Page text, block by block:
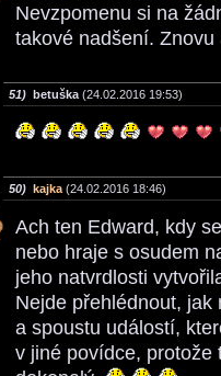
Nevzpomenu si na
takové nadšení.
51) betuška (24.02.2016 19:53)
50) kajka (24.02.2016 18:46)
Ach ten Edward, kdy
nebo hraje s osudem
jeho natvrdlosti
Nejde přehlédnout,
a spoustu událostí,
v jiné povídce, protože